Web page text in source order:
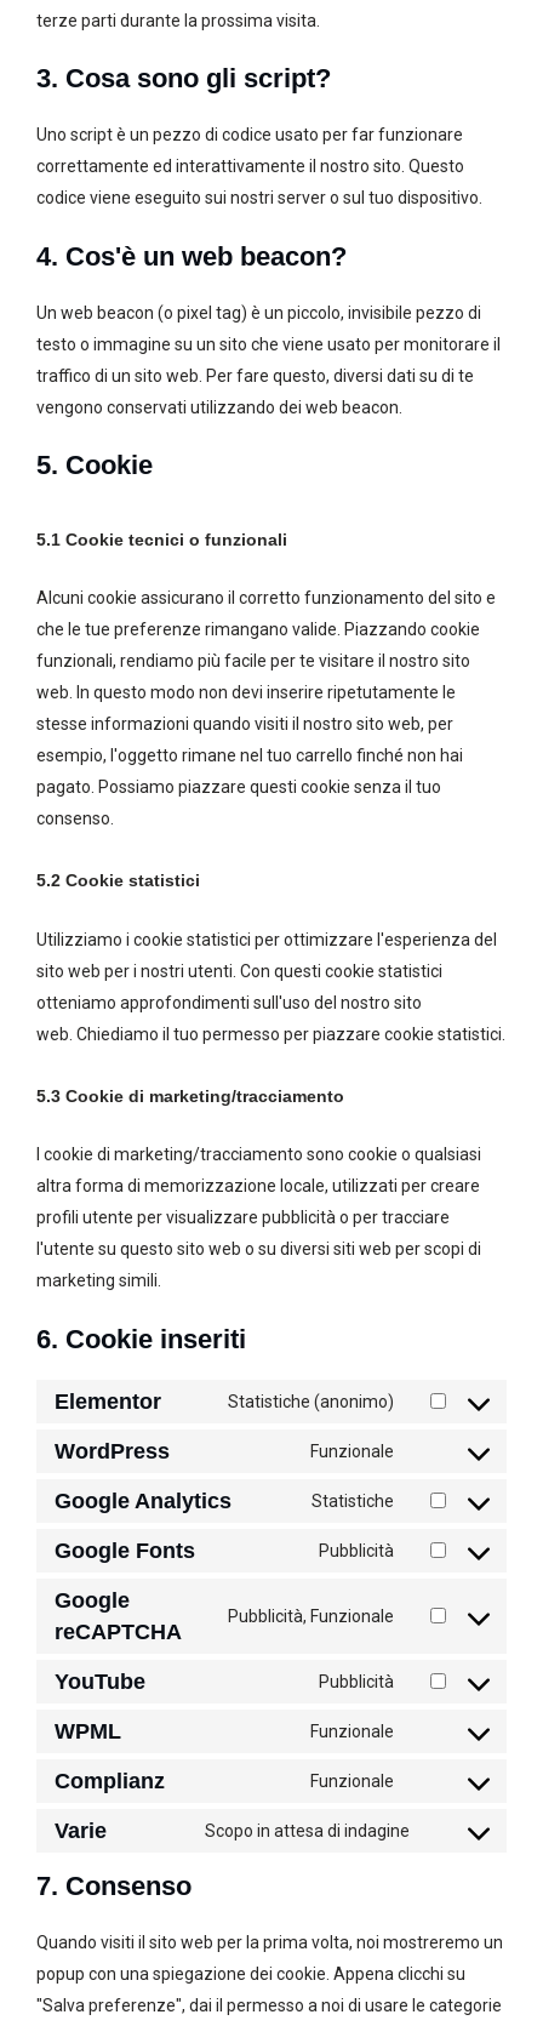
terze parti durante la prossima visita.
3. Cosa sono gli script?
Uno script è un pezzo di codice usato per far funzionare
correttamente ed interattivamente il nostro sito. Questo
codice viene eseguito sui nostri server o sul tuo dispositivo.
4. Cos'è un web beacon?
Un web beacon (o pixel tag) è un piccolo, invisibile pezzo di
testo o immagine su un sito che viene usato per monitorare il
traffico di un sito web. Per fare questo, diversi dati su di te
vengono conservati utilizzando dei web beacon.
5. Cookie
5.1 Cookie tecnici o funzionali
Alcuni cookie assicurano il corretto funzionamento del sito e
che le tue preferenze rimangano valide. Piazzando cookie
funzionali, rendiamo più facile per te visitare il nostro sito
web. In questo modo non devi inserire ripetutamente le
stesse informazioni quando visiti il nostro sito web, per
esempio, l'oggetto rimane nel tuo carrello finché non hai
pagato. Possiamo piazzare questi cookie senza il tuo
consenso.
5.2 Cookie statistici
Utilizziamo i cookie statistici per ottimizzare l'esperienza del
sito web per i nostri utenti. Con questi cookie statistici
otteniamo approfondimenti sull'uso del nostro sito
web. Chiediamo il tuo permesso per piazzare cookie statistici.
5.3 Cookie di marketing/tracciamento
I cookie di marketing/tracciamento sono cookie o qualsiasi
altra forma di memorizzazione locale, utilizzati per creare
profili utente per visualizzare pubblicità o per tracciare
l'utente su questo sito web o su diversi siti web per scopi di
marketing simili.
6. Cookie inseriti
Elementor Statistiche (anonimo)
WordPress Funzionale
Google Analytics Statistiche
Google Fonts Pubblicità
Google
reCAPTCHA
Pubblicità, Funzionale
YouTube Pubblicità
WPML Funzionale
Complianz Funzionale
Varie Scopo in attesa di indagine
7. Consenso
Quando visiti il sito web per la prima volta, noi mostreremo un
popup con una spiegazione dei cookie. Appena clicchi su
"Salva preferenze", dai il permesso a noi di usare le categorie